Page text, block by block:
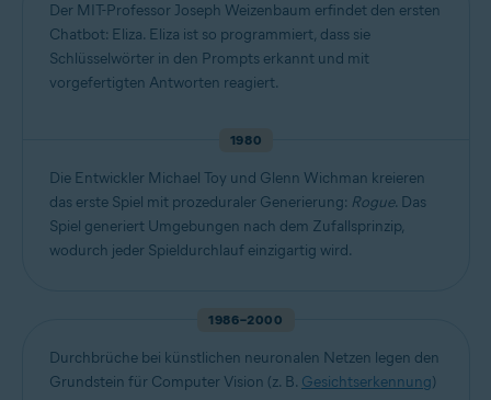
Der MIT-Professor Joseph Weizenbaum erfindet den ersten
Chatbot: Eliza. Eliza ist so programmiert, dass sie
Schlüsselwörter in den Prompts erkannt und mit
vorgefertigten Antworten reagiert.
1980
Die Entwickler Michael Toy und Glenn Wichman kreieren
das erste Spiel mit prozeduraler Generierung: Rogue. Das
Spiel generiert Umgebungen nach dem Zufallsprinzip,
wodurch jeder Spieldurchlauf einzigartig wird.
1986–2000
Durchbrüche bei künstlichen neuronalen Netzen legen den
Grundstein für Computer Vision (z. B. Gesichtserkennung)